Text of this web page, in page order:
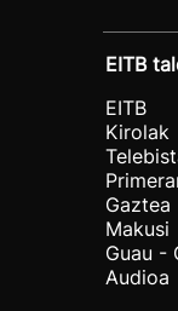
EITB
EITB
Kirolak
Gaztea
Makusi
Guau -
Audioa